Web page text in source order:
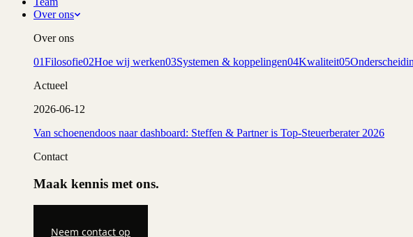
Over ons
Over ons
01Filosofie02Hoe wij werken03Systemen & koppelingen04Kwaliteit05
Actueel
2026-06-12
Van schoenendoos naar dashboard: Steffen & Partner is Top-Steuerberater 2026
Contact
Maak kennis met ons.
Neem contact op